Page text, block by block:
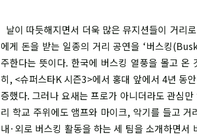
날이 따듯해지면서 더욱 많은 뮤지션들이 거리
에게 돈을 받는 일종의 거리 공연을 ‘버스킹
주한다는 뜻이다. 한국에 버스킹 열풍을 몰고 온
히, <슈퍼스타K 시즌3>에서 홍대 앞에서 4년 동
증했다. 그러나 요새는 프로가 아니더라도 관심
리 학교 주위에도 앰프와 마이크, 악기를 들고
내·외로 버스킹 활동을 하는 세 팀을 소개하면서